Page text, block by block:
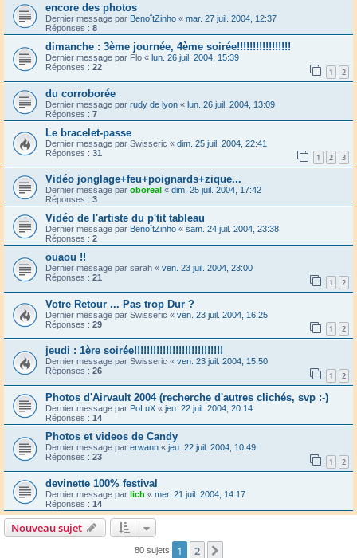
encore des photos
Dernier message par BenoîtZinho « mar. 27 juil. 2004, 12:37
Réponses : 8
dimanche : 3ème journée, 4ème soirée!!!!!!!!!!!!!!!!!
Dernier message par Flo « lun. 26 juil. 2004, 15:39
Réponses : 22 1 2
du corroborée
Dernier message par rudy de lyon « lun. 26 juil. 2004, 13:09
Réponses : 7
Le bracelet-passe
Dernier message par Swisseric « dim. 25 juil. 2004, 22:41
Réponses : 31 1 2 3
Vidéo jonglage+feu+poignards+zique...
Dernier message par oboreal « dim. 25 juil. 2004, 17:42
Réponses : 3
Vidéo de l'artiste du p'tit tableau
Dernier message par BenoîtZinho « sam. 24 juil. 2004, 23:38
Réponses : 2
ouaou !!
Dernier message par sarah « ven. 23 juil. 2004, 23:00
Réponses : 21 1 2
Votre Retour ... Pas trop Dur ?
Dernier message par Swisseric « ven. 23 juil. 2004, 16:25
Réponses : 29 1 2
jeudi : 1ère soirée!!!!!!!!!!!!!!!!!!!!!!!!!!!!
Dernier message par Swisseric « ven. 23 juil. 2004, 15:50
Réponses : 26 1 2
Photos d'Airvault 2004 (recherche d'autres clichés, svp :-)
Dernier message par PoLuX « jeu. 22 juil. 2004, 20:14
Réponses : 14
Photos et videos de Candy
Dernier message par erwann « jeu. 22 juil. 2004, 10:49
Réponses : 23 1 2
devinette 100% festival
Dernier message par lich « mer. 21 juil. 2004, 14:17
Réponses : 14
Nouveau sujet
80 sujets 1 2